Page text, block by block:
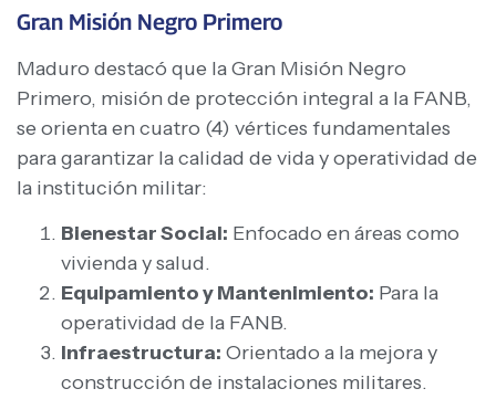
Gran Misión Negro Primero
Maduro destacó que la Gran Misión Negro
Primero, misión de protección integral a la FANB,
se orienta en cuatro (4) vértices fundamentales
para garantizar la calidad de vida y operatividad de
la institución militar:
Bienestar Social: Enfocado en áreas como
vivienda y salud.
Equipamiento y Mantenimiento: Para la
operatividad de la FANB.
Infraestructura: Orientado a la mejora y
construcción de instalaciones militares.